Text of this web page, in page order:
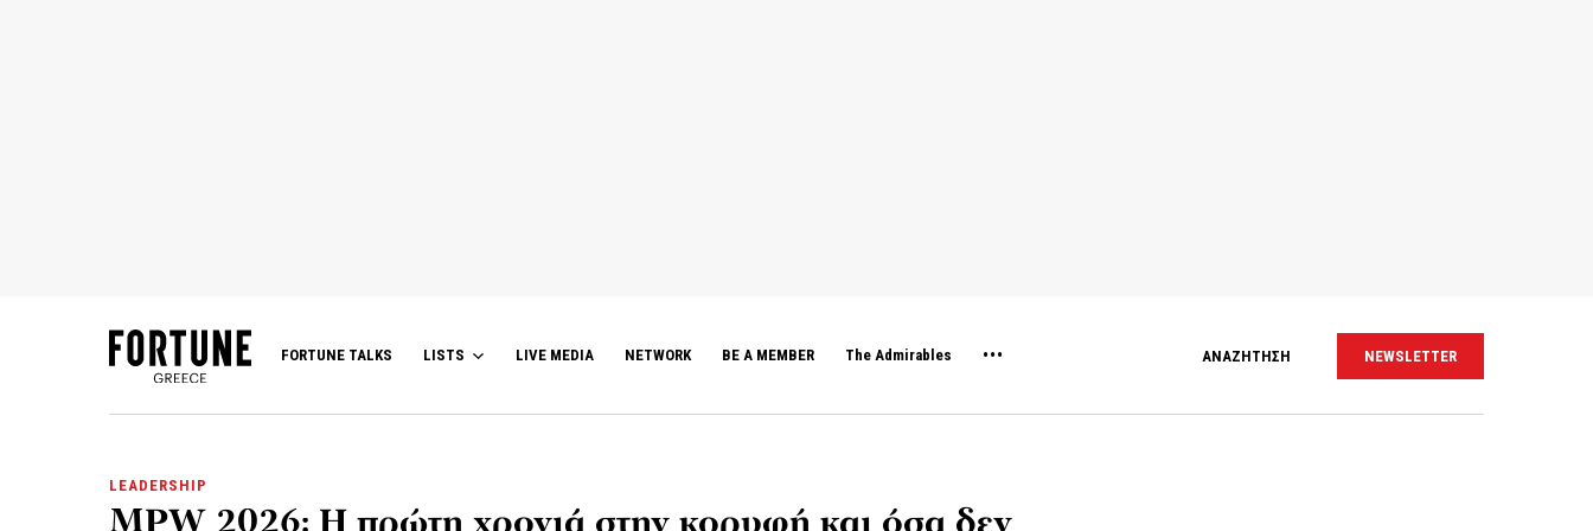
FORTUNE TALKS LISTS LIVE MEDIA NETWORK BE A MEMBER The Admirables ΑΝΑΖΗΤΗΣΗ NEWSLETTER
LEADERSHIP